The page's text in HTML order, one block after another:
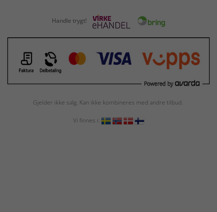
Handle trygt!
Gjelder ikke salg. Kan ikke kombineres med andre tilbud.
Vi finnes i: